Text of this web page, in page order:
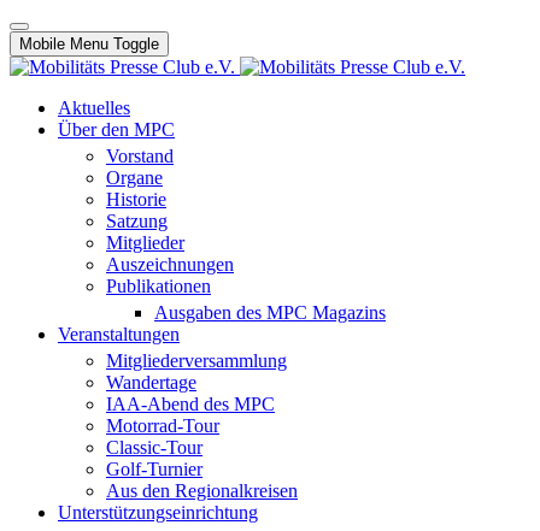
Mobile Menu Toggle
Aktuelles
Über den MPC
Vorstand
Organe
Historie
Satzung
Mitglieder
Auszeichnungen
Publikationen
Ausgaben des MPC Magazins
Veranstaltungen
Mitgliederversammlung
Wandertage
IAA-Abend des MPC
Motorrad-Tour
Classic-Tour
Golf-Turnier
Aus den Regionalkreisen
Unterstützungseinrichtung